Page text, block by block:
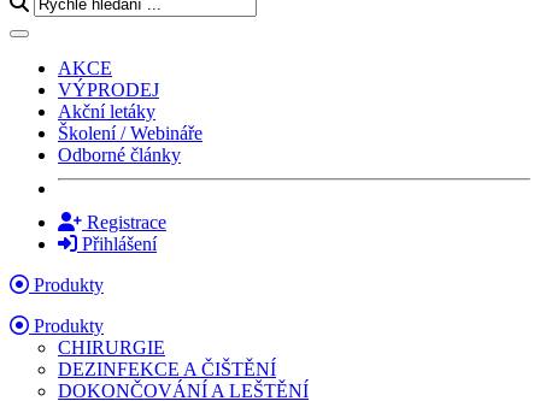
Toggle navigation
AKCE
VÝPRODEJ
Akční letáky
Školení / Webináře
Odborné články
Registrace
Přihlášení
Produkty
Produkty
CHIRURGIE
DEZINFEKCE A ČIŠTĚNÍ
DOKONČOVÁNÍ A LEŠTĚNÍ